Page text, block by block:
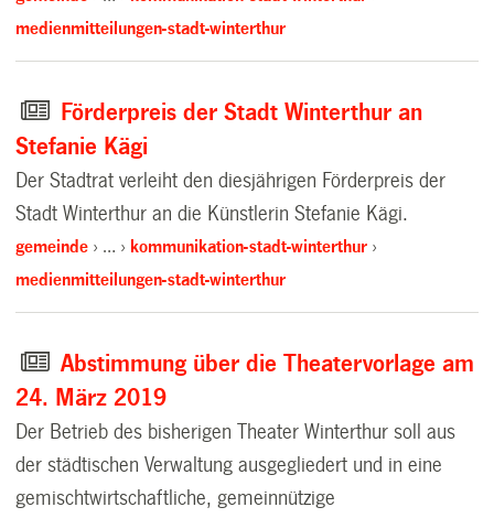
medienmitteilungen-stadt-winterthur
Förderpreis der Stadt Winterthur an
Stefanie Kägi
Der Stadtrat verleiht den diesjährigen Förderpreis der
Stadt Winterthur an die Künstlerin Stefanie Kägi.
gemeinde …
kommunikation-stadt-winterthur
medienmitteilungen-stadt-winterthur
Abstimmung über die Theatervorlage am
24. März 2019
Der Betrieb des bisherigen Theater Winterthur soll aus
der städtischen Verwaltung ausgegliedert und in eine
gemischtwirtschaftliche, gemeinnützige